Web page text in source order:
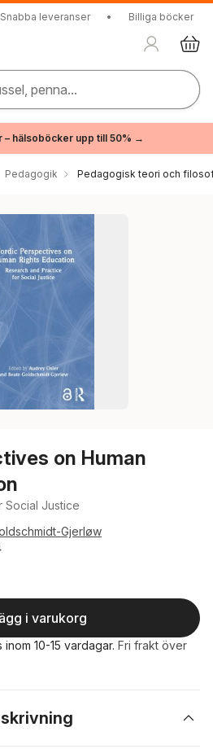
Snabba leveranser • Billiga böcker
penna...
– hälsoböcker upp till 50% →
Pedagogik Pedagogisk teori och
on Human
Social Justice
Gjerløw
i varukorg
inom 10-15 vardagar. Fri frakt över